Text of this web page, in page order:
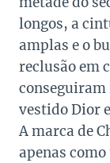
longos, a
amplas e o
reclusão em
conseguiram
vestido Dior
A marca de
apenas